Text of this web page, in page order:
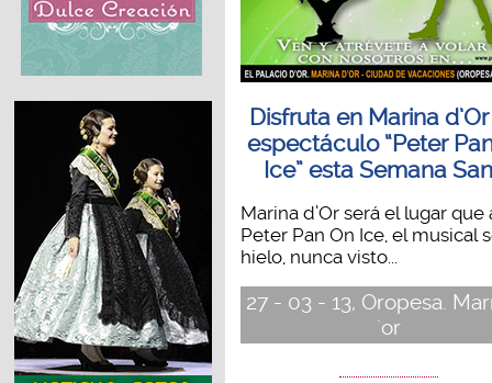
Disfruta en Marina
espectáculo “Peter
Ice” esta Semana
Marina d’Or será el lugar que
Peter Pan On Ice, el musical
hielo, nunca visto...
27 - 03 - 13, Oropesa.
´or